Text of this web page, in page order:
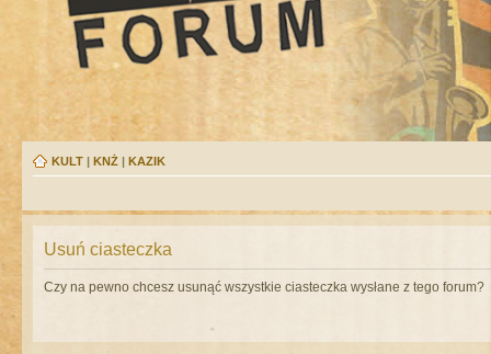
KULT | KNŻ | KAZIK
Usuń ciasteczka
Czy na pewno chcesz usunąć wszystkie ciasteczka wysłane z tego forum?